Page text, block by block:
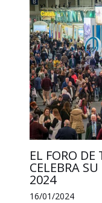
EL FORO
CELEBRA
2024
16/01/2024